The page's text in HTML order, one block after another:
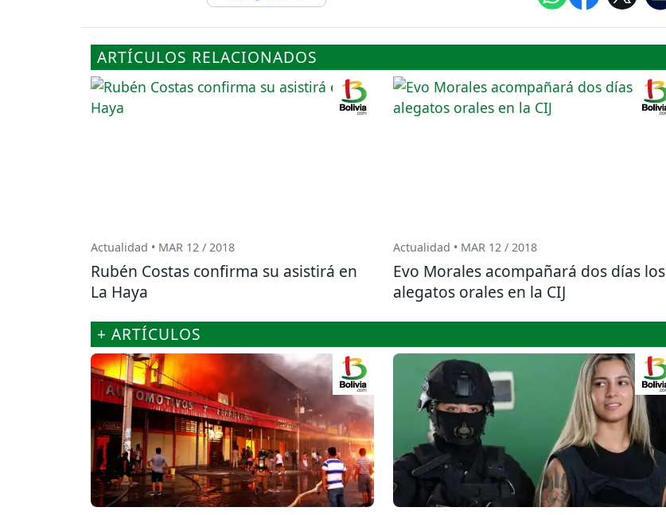
ARTÍCULOS RELACIONADOS
Actualidad • MAR 12 / 2018
Rubén Costas confirma su asistirá en
La Haya
Actualidad • MAR 12 / 2018
Evo Morales acompañará dos días los
alegatos orales en la CIJ
+ ARTÍCULOS